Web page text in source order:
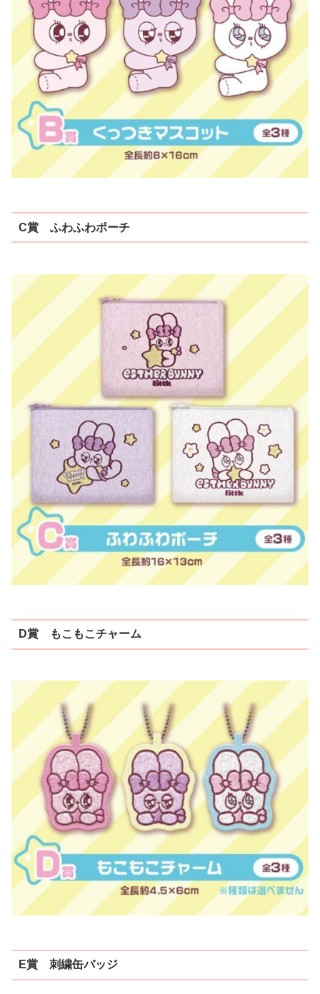
C賞 ふわふわポーチ
D賞 もこもこチャーム
E賞 刺繍缶バッジ